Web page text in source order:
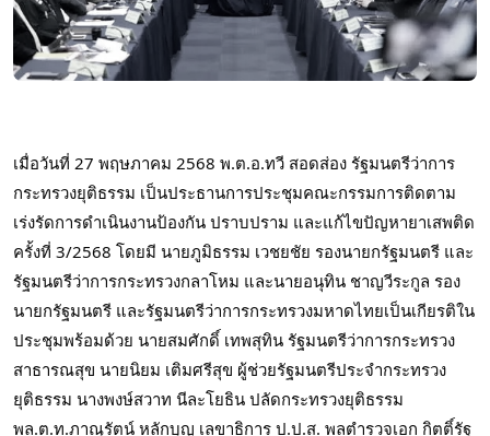
เมื่อวันที่ 27 พฤษภาคม 2568 พ.ต.อ.ทวี สอดส่อง รัฐมนตรีว่าการ
กระทรวงยุติธรรม เป็นประธานการประชุมคณะกรรมการติดตาม
เร่งรัดการดำเนินงานป้องกัน ปราบปราม และแก้ไขปัญหายาเสพติด
ครั้งที่ 3/2568 โดยมี นายภูมิธรรม เวชยชัย รองนายกรัฐมนตรี และ
รัฐมนตรีว่าการกระทรวงกลาโหม และนายอนุทิน ชาญวีระกูล รอง
นายกรัฐมนตรี และรัฐมนตรีว่าการกระทรวงมหาดไทยเป็นเกียรติใน
ประชุมพร้อมด้วย นายสมศักดิ์ เทพสุทิน รัฐมนตรีว่าการกระทรวง
สาธารณสุข นายนิยม เติมศรีสุข ผู้ช่วยรัฐมนตรีประจำกระทรวง
ยุติธรรม นางพงษ์สวาท นีละโยธิน ปลัดกระทรวงยุติธรรม
พล.ต.ท.ภาณุรัตน์ หลักบุญ เลขาธิการ ป.ป.ส. พลตำรวจเอก กิตติ์รัฐ